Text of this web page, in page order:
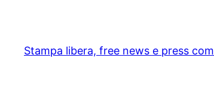
content
Stampa libera, free news e press